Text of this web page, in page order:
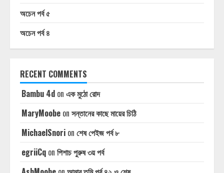
অচেন পর্ব ৫
অচেন পর্ব ৪
RECENT COMMENTS
Bambu 4d on এক মুঠো রোদ
MaryMoobe on সন্তানের কাছে মায়ের চিঠি
MichaelSnori on শেষ পেইজ পর্ব ৮
egriiCq on পিশাচ পুরুষ ৩য় পর্ব